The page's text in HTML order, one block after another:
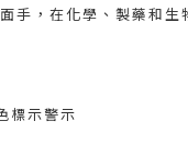
手，在化學、製藥和
標示警示